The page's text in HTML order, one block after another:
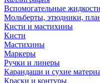
Вспомогательные жидкости
Мольберты, этюдники,
Кисти и мастихины
Кисти
Мастихины
Маркеры
Ручки и линеры
Карандаши и сухие
Краски и контуры